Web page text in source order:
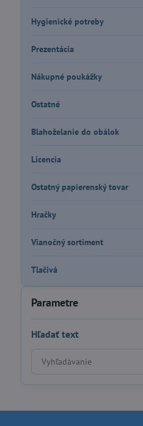
Parametre
Hľadať text
Prehľadať
výsledky
filtra
Hygienické potreby
Prezentácia
Nákupné poukážky
Ostatné
Blahoželanie do obálok
Licencia
Ostatný papierenský tovar
Hračky
Vianočný sortiment
Tlačivá